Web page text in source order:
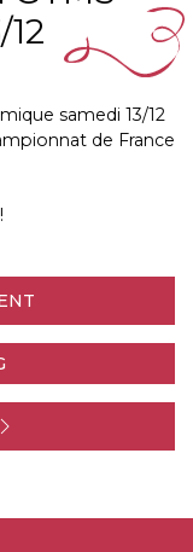
samedi 13/12
de France